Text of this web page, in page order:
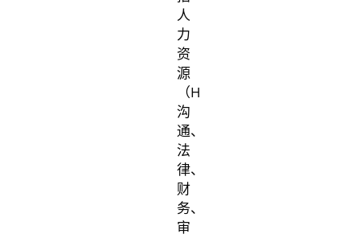
人
力
资
源
（HR）、
沟
通、
法
律、
财
务、
审